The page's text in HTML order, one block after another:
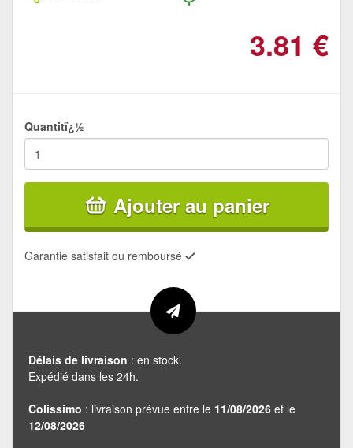
3.81 €
Quantitï¿½
Ajouter au panier
Garantie satisfait ou remboursé
Délais de livraison : en stock.
Expédié dans les 24h.
Colissimo : livraison prévue entre le 11/08/2026 et le
12/08/2026